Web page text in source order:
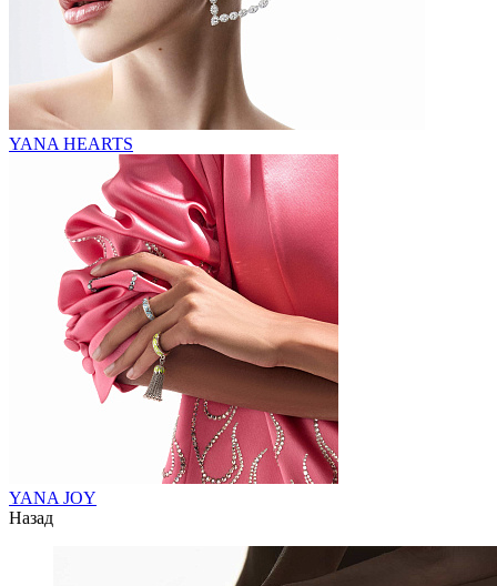
YANA HEARTS
YANA JOY
Назад